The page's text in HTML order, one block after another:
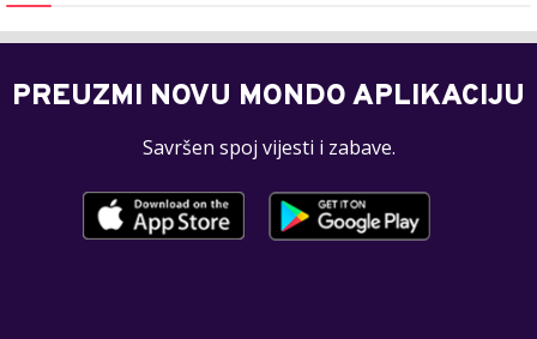
PREUZMI NOVU MONDO APLIKACIJU
Savršen spoj vijesti i zabave.